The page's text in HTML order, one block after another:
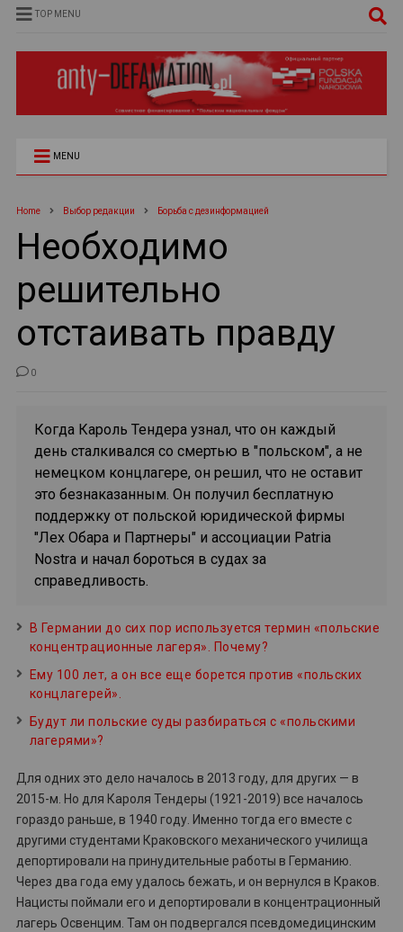
TOP MENU
MENU
Home Выбор редакции Борьба с дезинформацией
Необходимо
решительно
отстаивать правду
0
Когда Кароль Тендера узнал, что он каждый
день сталкивался со смертью в "польском", а не
немецком концлагере, он решил, что не оставит
это безнаказанным. Он получил бесплатную
поддержку от польской юридической фирмы
"Лех Обара и Партнеры" и ассоциации Patria
Nostra и начал бороться в судах за
справедливость.
В Германии до сих пор используется термин «польские
концентрационные лагеря». Почему?
Ему 100 лет, а он все еще борется против «польских
концлагерей».
Будут ли польские суды разбираться с «польскими
лагерями»?
Для одних это дело началось в 2013 году, для других — в
2015-м. Но для Кароля Тендеры (1921-2019) все началось
гораздо раньше, в 1940 году. Именно тогда его вместе с
другими студентами Краковского механического училища
депортировали на принудительные работы в Германию.
Через два года ему удалось бежать, и он вернулся в Краков.
Нацисты поймали его и депортировали в концентрационный
лагерь Освенцим. Там он подвергался псевдомедицинским